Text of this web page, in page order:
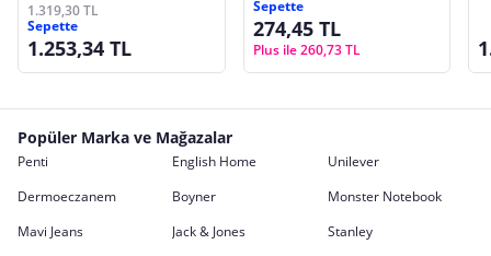
1.319,30 TL
Sepette
1.253,34 TL
Sepette
274,45 TL
Plus ile 260,73 TL
Popüler Marka ve Mağazalar
Penti English Home
Unilever
Dermoeczanem
Boyner
Monster Notebook
Mavi Jeans
Jack & Jones
Stanley